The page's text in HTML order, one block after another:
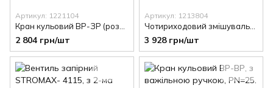
Артикул: 1221104
2 804 грн/шт
Артикул: 1213804
3 928 грн/шт